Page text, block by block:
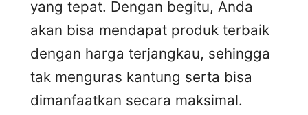
yang tepat. Dengan begitu, Anda
akan bisa mendapat produk terbaik
dengan harga terjangkau, sehingga
tak menguras kantung serta bisa
dimanfaatkan secara maksimal.